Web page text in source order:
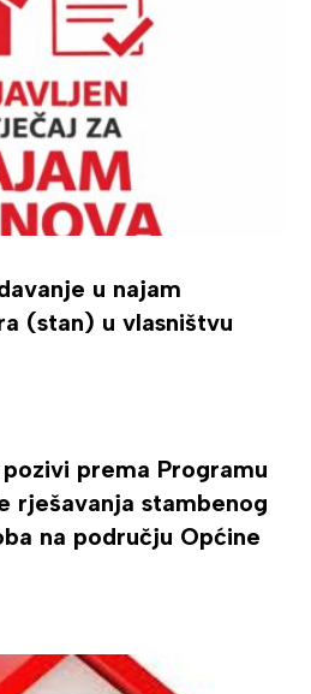
u najam
(stan) u vlasništvu
prema Programu
rješavanja stambenog
na području Općine